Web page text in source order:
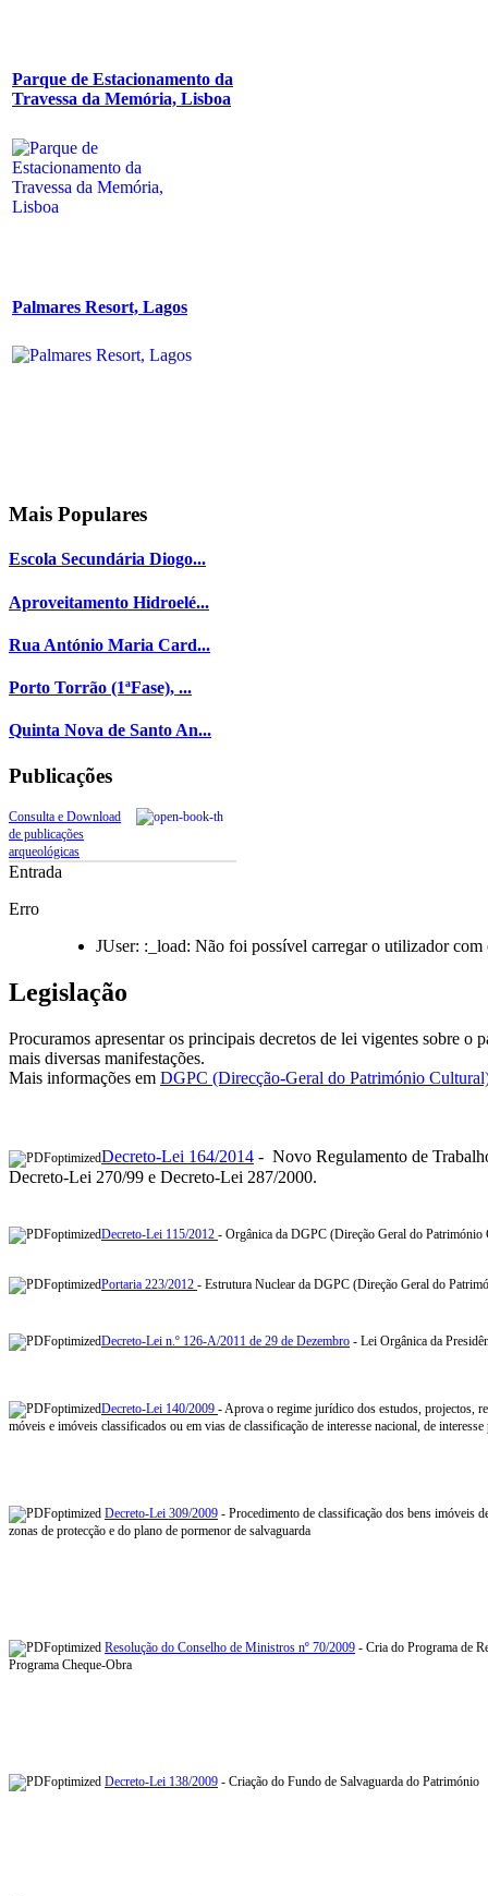
Parque de Estacionamento da
Travessa da Memória, Lisboa
Palmares Resort, Lagos
Mais Populares
Escola Secundária Diogo...
Aproveitamento Hidroelé...
Rua António Maria Card...
Porto Torrão (1ªFase), ...
Quinta Nova de Santo An...
Publicações
Consulta e Download
de publicações
arqueológicas
Entrada
Erro
JUser: :_load: Não foi possível carregar o utilizador
Legislação
Procuramos apresentar os principais decretos de lei vigentes sobre o
mais diversas manifestações.
Mais informações em DGPC (Direcção-Geral do Património
Decreto-Lei 164/2014 - Novo Regulamento de
Decreto-Lei 270/99 e Decreto-Lei 287/2000.
Decreto-Lei 115/2012 - Orgânica da DGPC (Direção Geral do Património
Portaria 223/2012 - Estrutura Nuclear da DGPC (Direção Geral do
Decreto-Lei n.º 126-A/2011 de 29 de Dezembro - Lei Orgânica da
Decreto-Lei 140/2009 - Aprova o regime jurídico dos estudos, projectos,
móveis e imóveis classificados ou em vias de classificação de interesse nacional, de
Decreto-Lei 309/2009 - Procedimento de classificação dos bens imóveis
zonas de protecção e do plano de pormenor de salvaguarda
Resolução do Conselho de Ministros nº 70/2009 - Cria do Programa de
Programa Cheque-Obra
Decreto-Lei 138/2009 - Criação do Fundo de Salvaguarda do Património